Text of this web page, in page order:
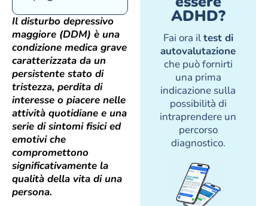
Il disturbo depressivo
maggiore (DDM) è una
condizione medica grave
caratterizzata da un
persistente stato di
tristezza, perdita di
interesse o piacere nelle
attività quotidiane e una
serie di sintomi fisici ed
emotivi che
compromettono
significativamente la
qualità della vita di una
persona.
ADHD?
Fai ora iltest di
autovalutazione
che può fornirti
una prima
indicazione sulla
possibilità di
intraprendere un
percorso
diagnostico.